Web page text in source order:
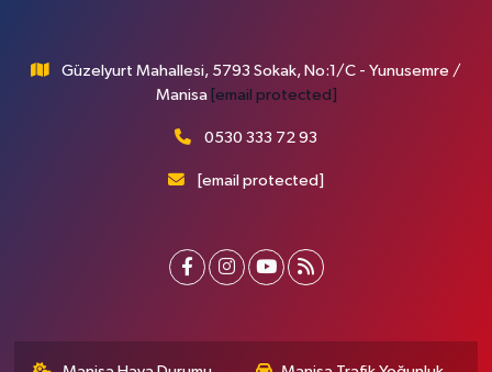
Güzelyurt Mahallesi, 5793 Sokak, No:1/C - Yunusemre /
Manisa [email protected]
0530 333 72 93
[email protected]